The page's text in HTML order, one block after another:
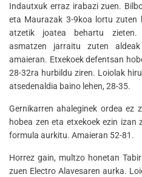
Indautxuk erraz irabazi zuen.
eta Maurazak 3-9koa lortu zuten
atzetik joatea behartu zieten.
asmatzen jarraitu zuten
amaieran. Etxekoek defentsan
28-32ra hurbildu ziren. Loiolak
atsedenaldia baino lehen, 28-35.
Gernikarren ahaleginek ordea ez
hobea zen eta etxekoek ezin
formula aurkitu. Amaieran 52-81.
Horrez gain, multzo honetan
zuen Electro Alavesaren aurka.